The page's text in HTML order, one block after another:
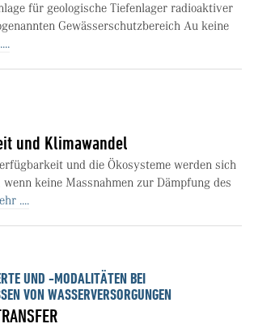
für geologische Tiefenlager radioaktiver
Gewässerschutzbereich Au keine
und Klimawandel
und die Ökosysteme werden sich
keine Massnahmen zur Dämpfung des
....
UND -MODALITÄTEN BEI
VON WASSERVERSORGUNGEN